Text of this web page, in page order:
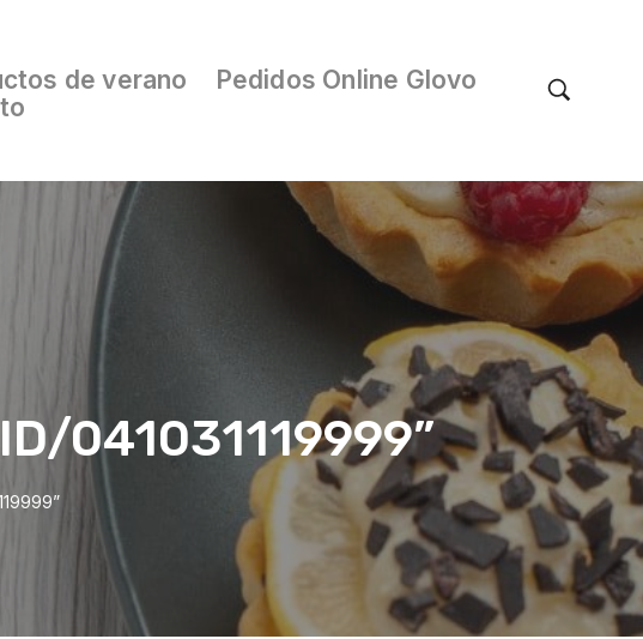
de verano
Pedidos Online Glovo
041031119999”